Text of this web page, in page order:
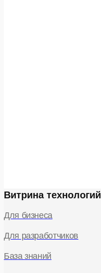
Витрина технологий
Для бизнеса
Для разработчиков
База знаний